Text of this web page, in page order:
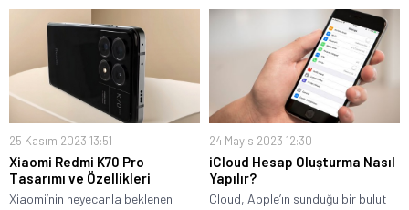
25 Kasım 2023 13:51
Xiaomi Redmi K70 Pro
Tasarımı ve Özellikleri
Xiaomi’nin heyecanla beklenen
24 Mayıs 2023 12:30
iCloud Hesap Oluşturma Nasıl
Yapılır?
Cloud, Apple’ın sunduğu bir bulut